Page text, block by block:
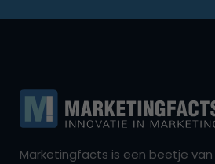
Marketingfacts is een beetje van